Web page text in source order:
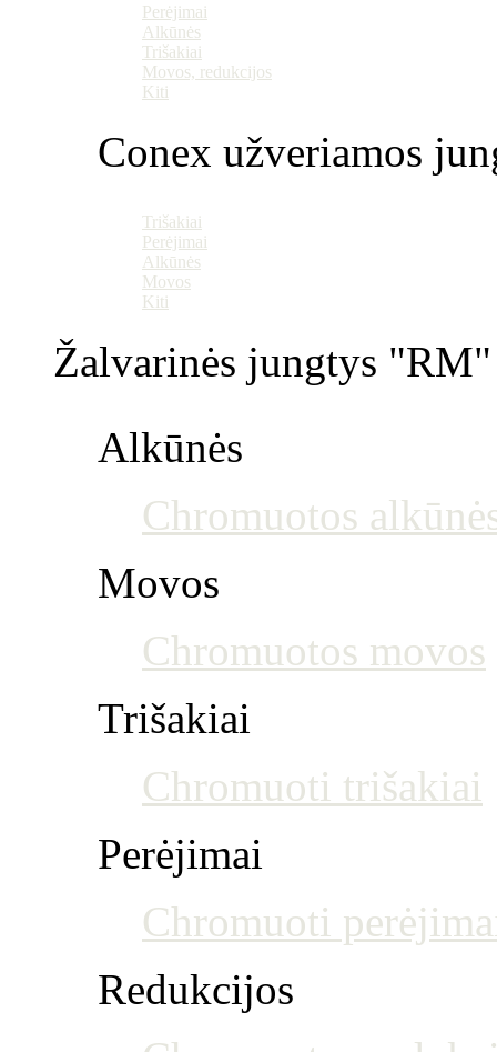
Perėjimai
Alkūnės
Trišakiai
Movos, redukcijos
Kiti
Conex užveriamos
Trišakiai
Perėjimai
Alkūnės
Movos
Kiti
Žalvarinės jungtys
Alkūnės
Chromuotos
Movos
Chromuotos movos
Trišakiai
Chromuoti trišakiai
Perėjimai
Chromuoti
Redukcijos